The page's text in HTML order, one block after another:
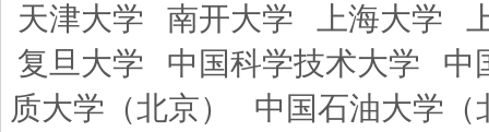
天津大学
南开大学 上海大学
复旦大学
中国科学技术大学
中
质大学（北京）
中国石油大学（